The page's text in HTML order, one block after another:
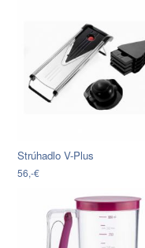
Strúhadlo V-Plus
56,-€